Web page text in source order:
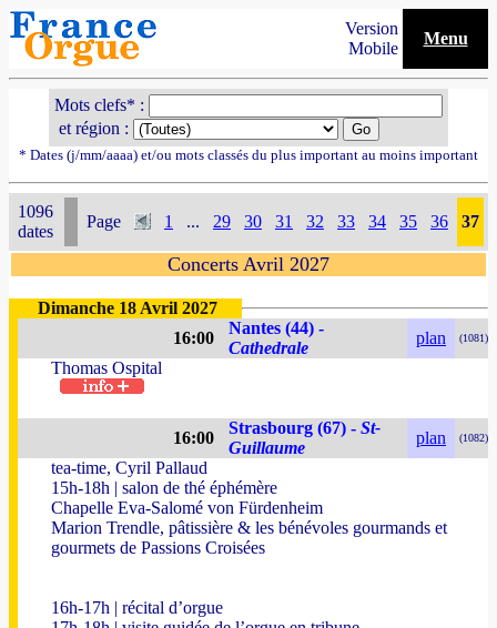
Version
Mobile
Menu
Mots clefs* :
et région :
* Dates (j/mm/aaaa) et/ou mots classés du plus important au moins important
1096
dates
Page 1 ... 29 30 31 32 33 34 35 36 37
Concerts Avril 2027
Dimanche 18 Avril 2027
16:00
Nantes (44) -
Cathedrale
plan (1081)
Thomas Ospital
16:00
Strasbourg (67) - St-
Guillaume
plan (1082)
tea-time, Cyril Pallaud
15h-18h | salon de thé éphémère
Chapelle Eva-Salomé von Fürdenheim
Marion Trendle, pâtissière & les bénévoles gourmands et
gourmets de Passions Croisées
16h-17h | récital d’orgue